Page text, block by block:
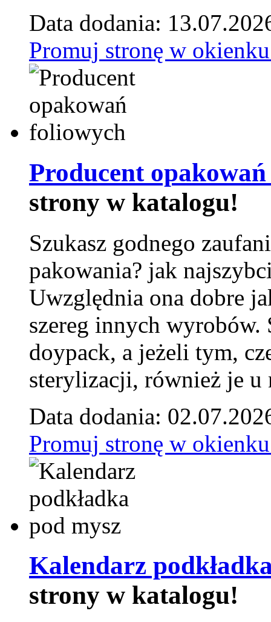
Data dodania:
Promuj stronę w
Producent
strony w katalogu!
Szukasz godnego
pakowania? jak
Uwzględnia ona dobre
szereg innych
doypack, a jeżeli tym,
sterylizacji, również je u
Data dodania:
Promuj stronę w
Kalendarz
strony w katalogu!